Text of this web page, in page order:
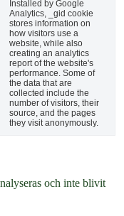
Installed by Google
Analytics, _gid cookie
stores information on
how visitors use a
website, while also
creating an analytics
report of the website's
performance. Some of
the data that are
collected include the
number of visitors, their
source, and the pages
they visit anonymously.
och inte blivit